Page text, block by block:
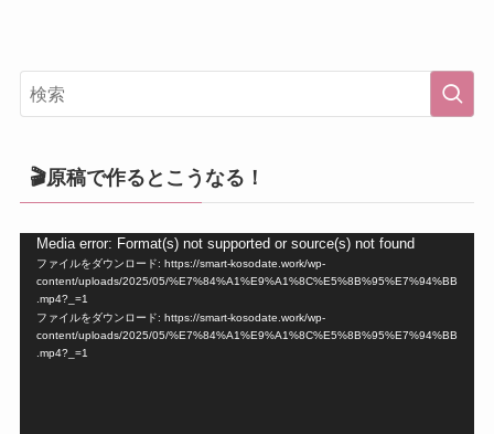
🎬原稿で作るとこうなる！
Media error: Format(s) not supported or source(s) not found
ファイルをダウンロード: https://smart-kosodate.work/wp-
content/uploads/2025/05/%E7%84%A1%E9%A1%8C%E5%8B%95%E7%94%BB
.mp4?_=1
ファイルをダウンロード: https://smart-kosodate.work/wp-
content/uploads/2025/05/%E7%84%A1%E9%A1%8C%E5%8B%95%E7%94%BB
.mp4?_=1